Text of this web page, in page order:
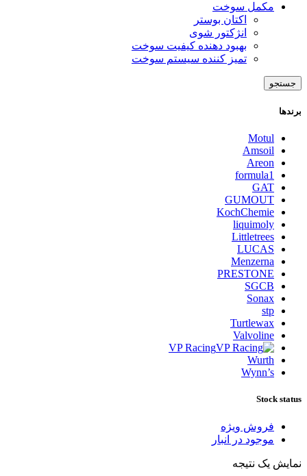
مکمل سوخت
اکتان بوستر
انژکتور شوی
بهبود دهنده کیفیت سوخت
تمیز کننده سیستم سوخت
جستجو
برندها
Motul
Amsoil
Areon
formula1
GAT
GUMOUT
KochChemie
liquimoly
Littletrees
LUCAS
Menzerna
PRESTONE
SGCB
Sonax
stp
Turtlewax
Valvoline
VP Racing
Wurth
Wynn’s
Stock status
فروش ویژه
موجود در انبار
نمایش یک نتیجه